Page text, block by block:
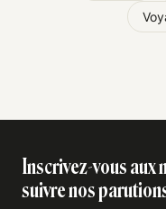
Inscrivez-vous aux
suivre nos